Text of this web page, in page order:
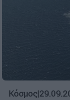
Κόσμος|